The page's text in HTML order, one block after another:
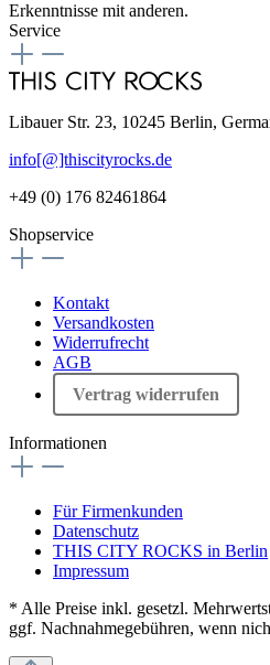
Erkenntnisse mit anderen.
Service
Libauer Str. 23, 10245 Berlin,
info[@]thiscityrocks.de
+49 (0) 176 82461864
Shopservice
Kontakt
Versandkosten
Widerrufrecht
AGB
Vertrag widerrufen
Informationen
Für Firmenkunden
Datenschutz
THIS CITY ROCKS in Berlin
Impressum
* Alle Preise inkl. gesetzl.
ggf. Nachnahmegebühren, wenn